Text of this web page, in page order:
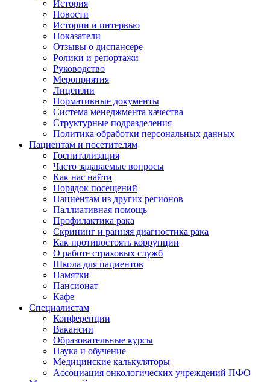
История
Новости
Истории и интервью
Показатели
Отзывы о диспансере
Ролики и репортажи
Руководство
Мероприятия
Лицензии
Нормативные документы
Система менеджмента качества
Структурные подразделения
Политика обработки персональных данных
Пациентам и посетителям
Госпитализация
Часто задаваемые вопросы
Как нас найти
Порядок посещений
Пациентам из других регионов
Паллиативная помощь
Профилактика рака
Скрининг и ранняя диагностика рака
Как противостоять коррупции
О работе страховых служб
Школа для пациентов
Памятки
Пансионат
Кафе
Специалистам
Конференции
Вакансии
Образовательные курсы
Наука и обучение
Медицинские калькуляторы
Ассоциация oнкологических учреждений ПФО